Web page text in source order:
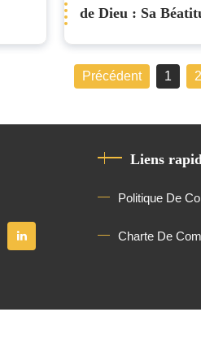
de Dieu : Sa
remercie les
fidèles
Précédent 1 2
Liens
Politique De
Charte De